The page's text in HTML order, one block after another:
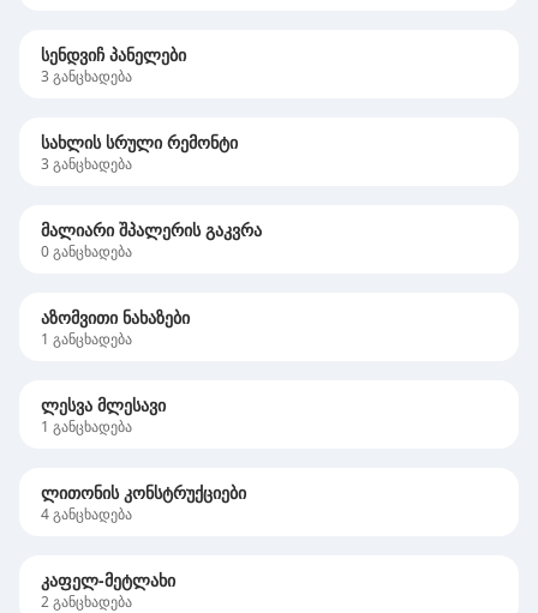
სენდვიჩ პანელები
3 განცხადება
სახლის სრული რემონტი
3 განცხადება
მალიარი შპალერის გაკვრა
0განცხადება
აზომვითი ნახაზები
1 განცხადება
ლესვა მლესავი
1 განცხადება
ლითონის კონსტრუქციები
4განცხადება
კაფელ-მეტლახი
2განცხადება